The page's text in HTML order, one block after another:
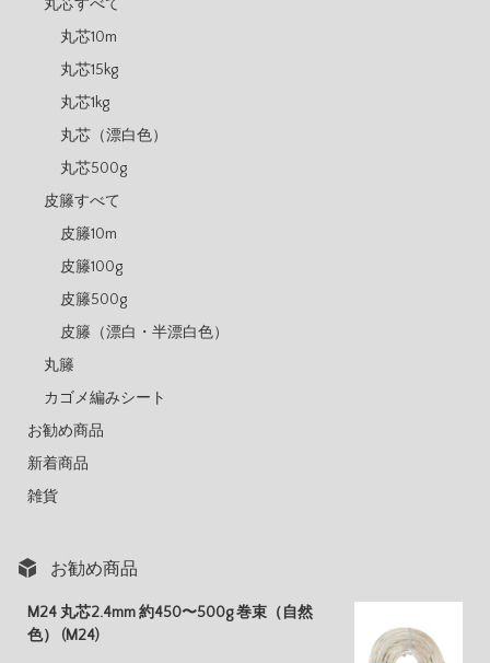
丸芯すべて
丸芯10m
丸芯15kg
丸芯1kg
丸芯（漂白色）
丸芯500g
皮籐すべて
皮籐10m
皮籐100g
皮籐500g
皮籐（漂白・半漂白色）
丸籐
カゴメ編みシート
お勧め商品
新着商品
雑貨
お勧め商品
M24 丸芯2.4mm 約450〜500g 巻束（自然
色） (M24)